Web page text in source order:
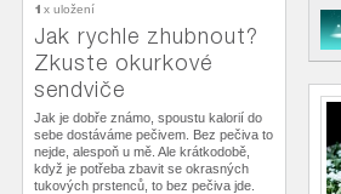
1 x uložení
Jak rychle zhubnout?
Zkuste okurkové
sendviče
Jak je dobře známo, spoustu kalorií do
sebe dostáváme pečivem. Bez pečiva to
nejde, alespoň u mě. Ale krátkodobě,
když je potřeba zbavit se okrasných
tukových prstenců, to bez pečiva jde.